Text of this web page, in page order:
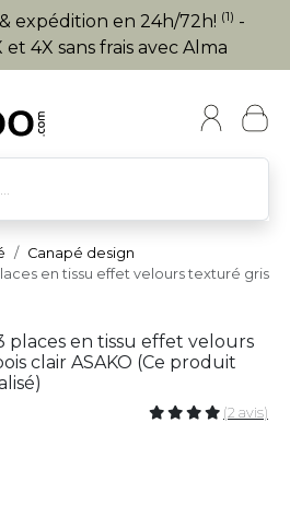
expédition en 24h/72h! (1) -
4X sans frais avec Alma
Canapé design
en tissu effet velours texturé gris
places en tissu effet velours
clair ASAKO (Ce produit
)
(2 avis)